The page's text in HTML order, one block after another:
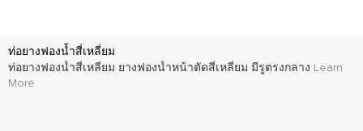
ท่อยางฟองน้ำสี่เหลี่ยม
ท่อยางฟองน้ำสี่เหลี่ยม ยางฟองน้ำหน้าตัดสี่เหลี่ยม มีรูตรงกลาง Learn
More